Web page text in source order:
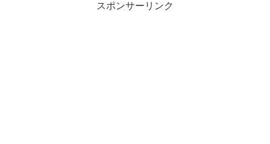
スポンサーリンク